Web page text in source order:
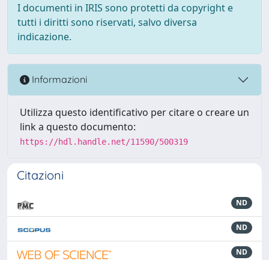
I documenti in IRIS sono protetti da copyright e
tutti i diritti sono riservati, salvo diversa
indicazione.
Informazioni
Utilizza questo identificativo per citare o creare un
link a questo documento:
https://hdl.handle.net/11590/500319
Citazioni
ND
ND
ND